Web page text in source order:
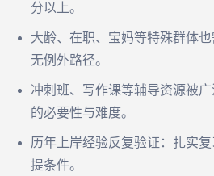
分以上。
大龄、在职、宝妈等特殊群体也
无例外路径。
冲刺班、写作课等辅导资源被
的必要性与难度。
历年上岸经验反复验证：扎实
提条件。